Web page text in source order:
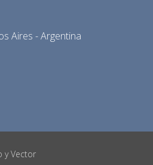
Aires - Argentina
y Vector